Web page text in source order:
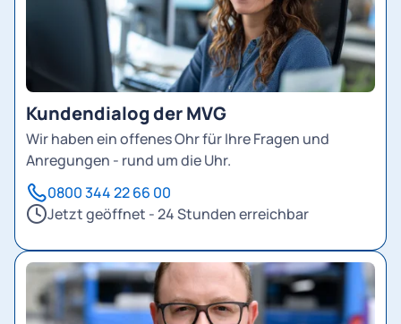
Kundendialog der MVG
Wir haben ein offenes Ohr für Ihre Fragen und
Anregungen - rund um die Uhr.
0800 344 22 66 00
Jetzt geöffnet - 24 Stunden erreichbar